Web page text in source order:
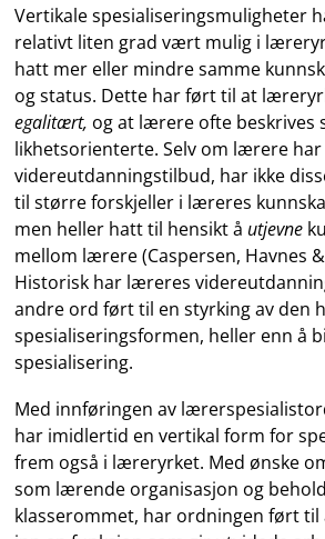
Vertikale spesialiseringsmuligheter
relativt liten grad vært mulig i
hatt mer eller mindre samme
og status. Dette har ført til at
egalitært, og at lærere ofte beskrives
likhetsorienterte. Selv om lærere
videreutdanningstilbud, har ikke
til større forskjeller i læreres
men heller hatt til hensikt å utjevne
mellom lærere (Caspersen, Havnes
Historisk har læreres
andre ord ført til en styrking av den
spesialiseringsformen, heller enn å
spesialisering.
Med innføringen av
har imidlertid en vertikal form for
frem også i læreryrket. Med ønske
som lærende organisasjon og
klasserommet, har ordningen ført